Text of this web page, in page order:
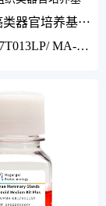
器官培养基套
Plus
MA-